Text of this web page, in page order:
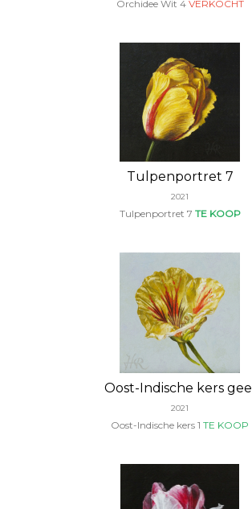
Orchidee Wit 4 VERKOCHT
Tulpenportret 7
2021
Tulpenportret 7 TE KOOP
Oost-Indische kers geel
2021
Oost-Indische kers 1 TE KOOP